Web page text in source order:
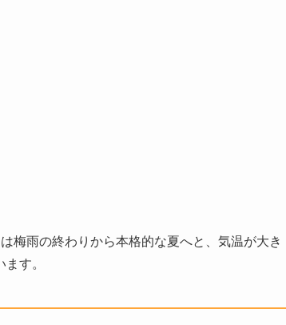
梅雨の終わりから本格的な夏へと、気温が大き
す。